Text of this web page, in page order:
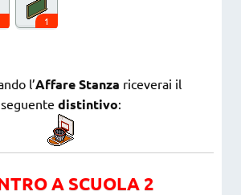
1
l’Affare Stanza riceverai il
seguente distintivo:
A SCUOLA 2